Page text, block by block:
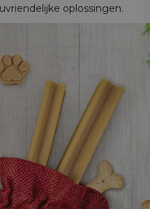
oplossingen.